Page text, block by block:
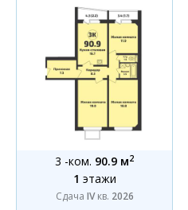
3 -ком. 90.9 м2
1 этажи
Сдача IVкв. 2026